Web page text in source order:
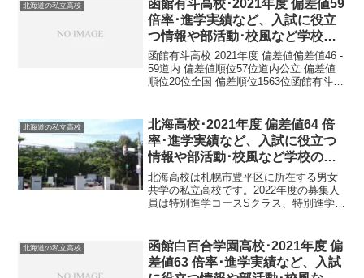
北海道の私立高校
函館有斗高校･2021年度 偏差値59
倍率･進学実績など、入試に役立
つ情報や部活動･校風など学校の
特徴を調査しました。
函館有斗高校 2021年度 偏差値偏差値46 -
59道内 偏差値順位57位道内公立 偏差値
順位20位全国 偏差順位1563位函館有斗高
川町２丁目４３−１電...
北海道の私立高校
北海高校･2021年度 偏差値64 倍
率･進学実績など、入試に役立つ
情報や部活動･校風など学校の特
徴を調査しました。
北海高校は札幌市豊平区に所在する男女
共学の私立高校です。2022年度の募集人
員は特別進学コースSクラス、特別進学コ
値56-64普通科特別進学コース64普通科
進...
北海道の私立高校
函館白百合学園高校･2021年度 偏
差値63 倍率･進学実績など、入試